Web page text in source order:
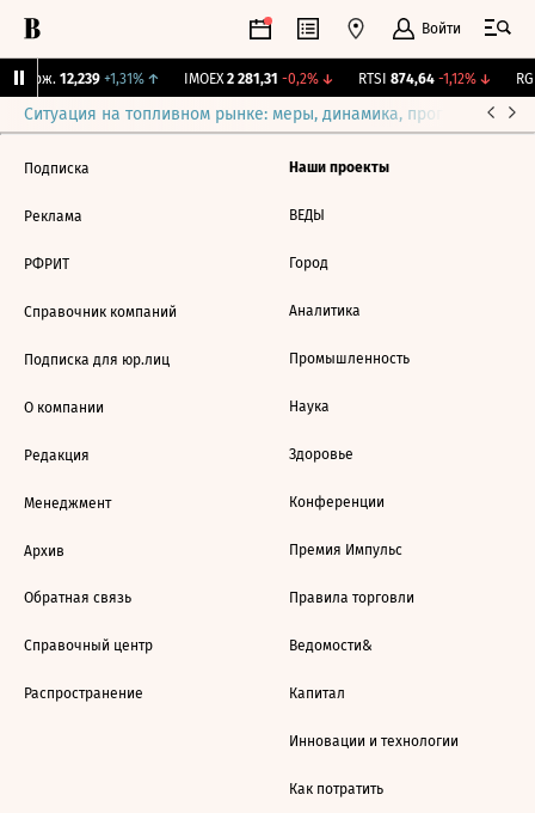
Войти
Бирж. 12,239 +1,31%↑ IMOEX 2 281,31 -0,2%↓ RTSI 874,64 -1,12%↓
Ситуация на топливном рынке: меры, динамика, прогнозы
Подписка
Реклама
РФРИТ
Справочник компаний
Подписка для юр.лиц
О компании
Редакция
Менеджмент
Архив
Обратная связь
Справочный центр
Распространение
Наши проекты
ВЕДЫ
Город
Аналитика
Промышленность
Наука
Здоровье
Конференции
Премия Импульс
Правила торговли
Ведомости&
Капитал
Инновации и технологии
Как потратить